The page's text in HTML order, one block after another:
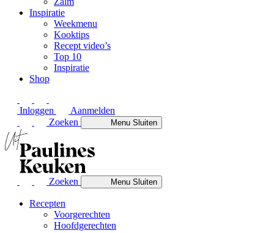
Inspiratie
Weekmenu
Kooktips
Recept video’s
Top 10
Inspiratie
Shop
Inloggen
Aanmelden
Zoeken
MenuSluiten
Zoeken MenuSluiten
Recepten
Voorgerechten
Hoofdgerechten